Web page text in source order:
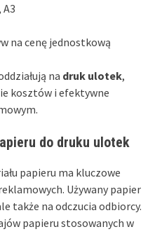
A3
na cenę jednostkową
na druk ulotek,
kosztów i efektywne
do druku ulotek
papieru ma kluczowe
Używany papier
także na odczucia odbiorcy.
papieru stosowanych w